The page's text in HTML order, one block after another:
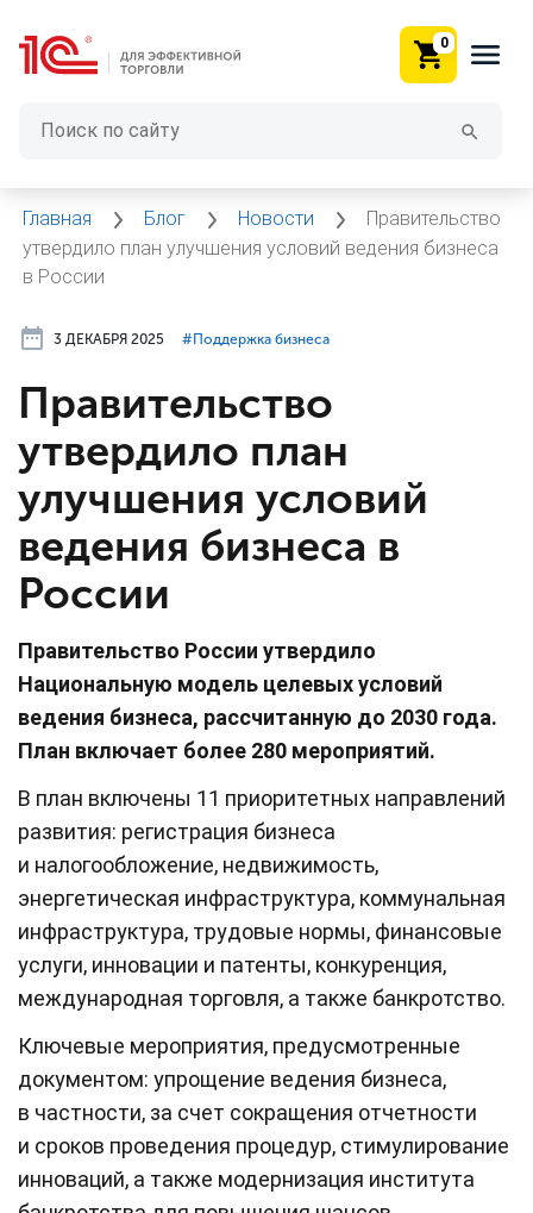
0
Главная Блог Новости
Правительство
утвердило план улучшения условий ведения бизнеса
в России
3 ДЕКАБРЯ 2025 #⁣Поддержка бизнеса
Правительство
утвердило план
улучшения условий
ведения бизнеса в
России
Правительство России утвердило
Национальную модель целевых условий
ведения бизнеса, рассчитанную до 2030 года.
План включает более 280 мероприятий.
В план включены 11 приоритетных направлений
развития: регистрация бизнеса
и налогообложение, недвижимость,
энергетическая инфраструктура, коммунальная
инфраструктура, трудовые нормы, финансовые
услуги, инновации и патенты, конкуренция,
международная торговля, а также банкротство.
Ключевые мероприятия, предусмотренные
документом: упрощение ведения бизнеса,
в частности, за счет сокращения отчетности
и сроков проведения процедур, стимулирование
инноваций, а также модернизация института